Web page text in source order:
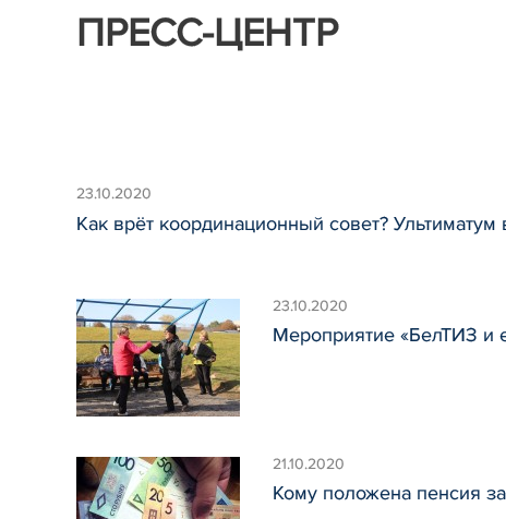
ПРЕСС-ЦЕНТР
23.10.2020
Как врёт координационный совет?
23.10.2020
Мероприятие «БелТИЗ и
21.10.2020
Кому положена пенсия